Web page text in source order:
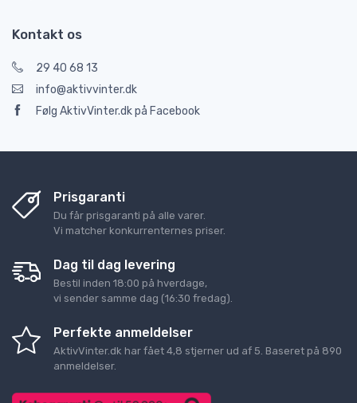
Kontakt os
29 40 68 13
info@aktivvinter.dk
Følg AktivVinter.dk på Facebook
Prisgaranti
Du får prisgaranti på alle varer.
Vi matcher konkurrenternes priser.
Dag til dag levering
Bestil inden 18:00 på hverdage,
vi sender samme dag (16:30 fredag).
Perfekte anmeldelser
AktivVinter.dk har fået 4,8 stjerner ud af 5 . Baseret på 890
anmeldelser.